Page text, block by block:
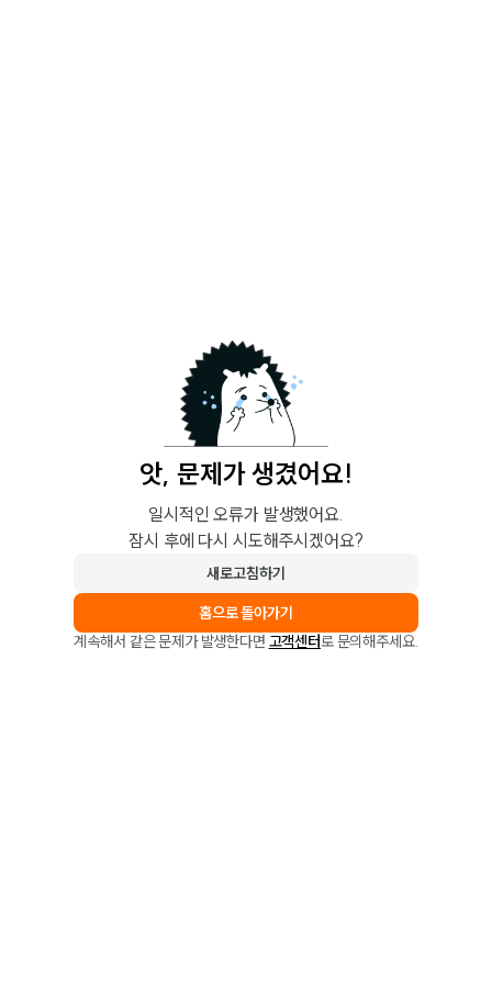
앗, 문제가 생겼어요!
일시적인 오류가 발생했어요.
잠시 후에 다시 시도해주시겠어요?
새로고침하기
홈으로 돌아가기
계속해서 같은 문제가 발생한다면 고객센터로 문의해주세요.